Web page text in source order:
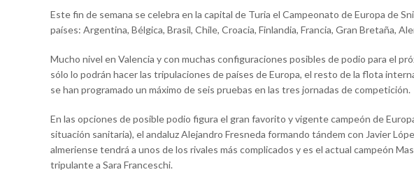
Este fin de semana se celebra en la capital de Turia el Campeonato de Europa de
países: Argentina, Bélgica, Brasil, Chile, Croacia, Finlandia, Francia, Gran Bretaña,
Mucho nivel en Valencia y con muchas configuraciones posibles de podio para el
sólo lo podrán hacer las tripulaciones de países de Europa, el resto de la flota
se han programado un máximo de seis pruebas en las tres jornadas de competición.
En las opciones de posible podio figura el gran favorito y vigente campeón de
situación sanitaria), el andaluz Alejandro Fresneda formando tándem con Javier
almeriense tendrá a unos de los rivales más complicados y es el actual campeón
tripulante a Sara Franceschi.